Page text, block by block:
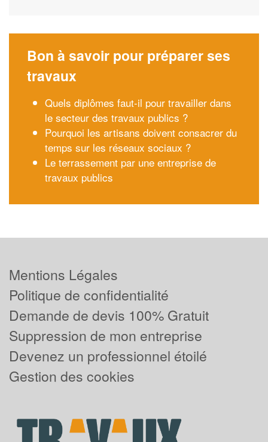
Bon à savoir pour préparer ses
travaux
Quels diplômes faut-il pour travailler dans
le secteur des travaux publics ?
Pourquoi les artisans doivent consacrer du
temps sur les réseaux sociaux ?
Le terrassement par une entreprise de
travaux publics
Mentions Légales
Politique de confidentialité
Demande de devis 100% Gratuit
Suppression de mon entreprise
Devenez un professionnel étoilé
Gestion des cookies